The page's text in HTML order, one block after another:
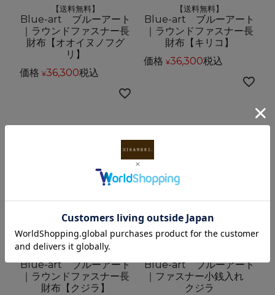
【送料無料】
Blue-art ブルーアート
｜ラウンドファスナー長
財布【オオイヌノフグ
リ】
価格 ¥36,300税込
【送料無料】
Blue-art ブルーアート
｜ラウンドファスナー長
財布【キリコ】
価格 ¥36,300税込
【送料無料】
Blue-art ブルーアート
｜ラウンドファスナー長
財布【クジラ】
Blue-art ブルーアート
｜ファスナー小銭入れ
クジラ